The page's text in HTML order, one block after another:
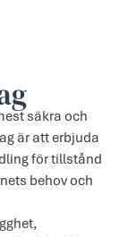
säkra och
är att erbjuda
för tillstånd
behov och